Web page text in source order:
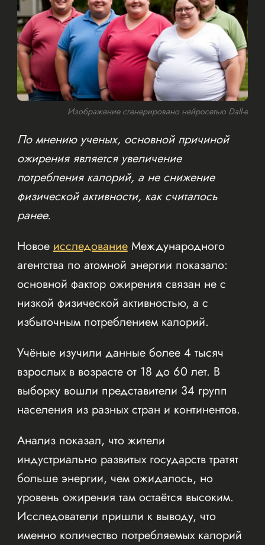
Изображение сгенерировано нейросетью Dall-e
По мнению ученых, основной причиной
ожирения является увеличение
потребления калорий, а не снижение
физической активности, как считалось
ранее.
НовоеисследованиеМеждународного
агентства по атомной энергии показало:
основной фактор ожирения связан не с
низкой физической активностью, а с
избыточным потреблением калорий.
Учёные изучили данные более 4 тысяч
взрослых в возрасте от 18 до 60 лет. В
выборку вошли представители 34 групп
населения из разных стран и континентов.
Анализ показал, что жители
индустриально развитых государств тратят
больше энергии, чем ожидалось, но
уровень ожирения там остаётся высоким.
Исследователи пришли к выводу, что
именно количество потребляемых калорий